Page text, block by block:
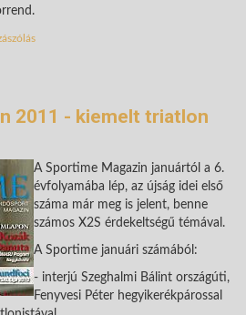
2011 - kiemelt triatlon
A Sportime Magazin januártól a 6.
évfolyamába lép, az újság idei első
száma már meg is jelent, benne
számos X2S érdekeltségű témával.
A Sportime januári számából:
- interjú Szeghalmi Bálint országúti,
Fenyvesi Péter hegyikerékpárossal